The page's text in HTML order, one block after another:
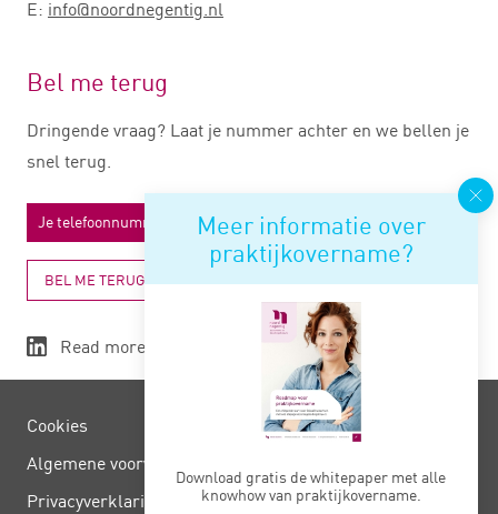
Meer informatie over
praktijkovername?
Download gratis de whitepaper met alle
knowhow van praktijkovername.
E: info@noordnegentig.nl
Bel me terug
Dringende vraag? Laat je nummer achter en we bellen je
snel terug.
BEL ME TERUG
Read more
Cookies
Algemene voorwaarden
Privacy­verklaring